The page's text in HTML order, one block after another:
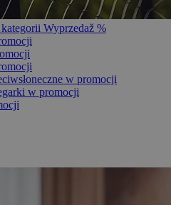
Wyprzedaž %
w promocji
w promocji